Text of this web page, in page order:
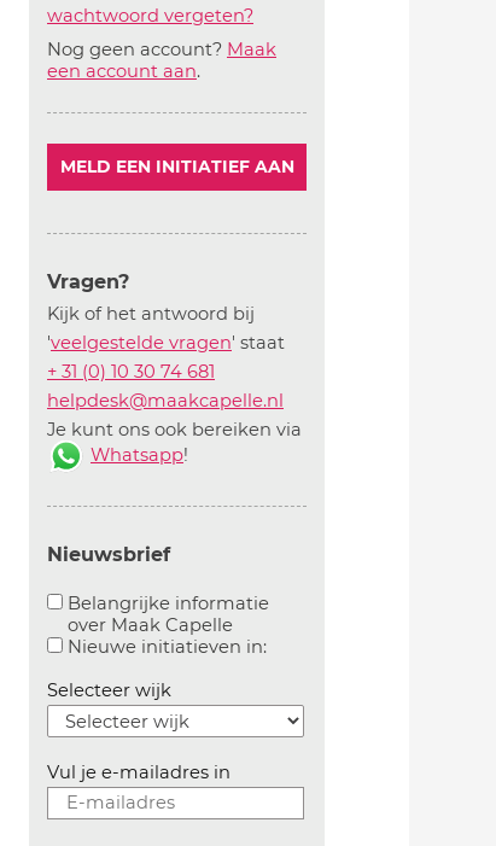
wachtwoord vergeten?
Nog geen account? Maak
een account aan.
MELD EEN INITIATIEF AAN
Vragen?
Kijk of het antwoord bij
'veelgestelde vragen' staat
+ 31 (0) 10 30 74 681
helpdesk@maakcapelle.nl
Je kunt ons ook bereiken via
Whatsapp!
Nieuwsbrief
Belangrijke informatie
over Maak Capelle
Aanvinken om belangrijke informatie over
Nieuwe initiatieven in:Aanvinken om
Selecteer wijk
Vul je e-mailadres in